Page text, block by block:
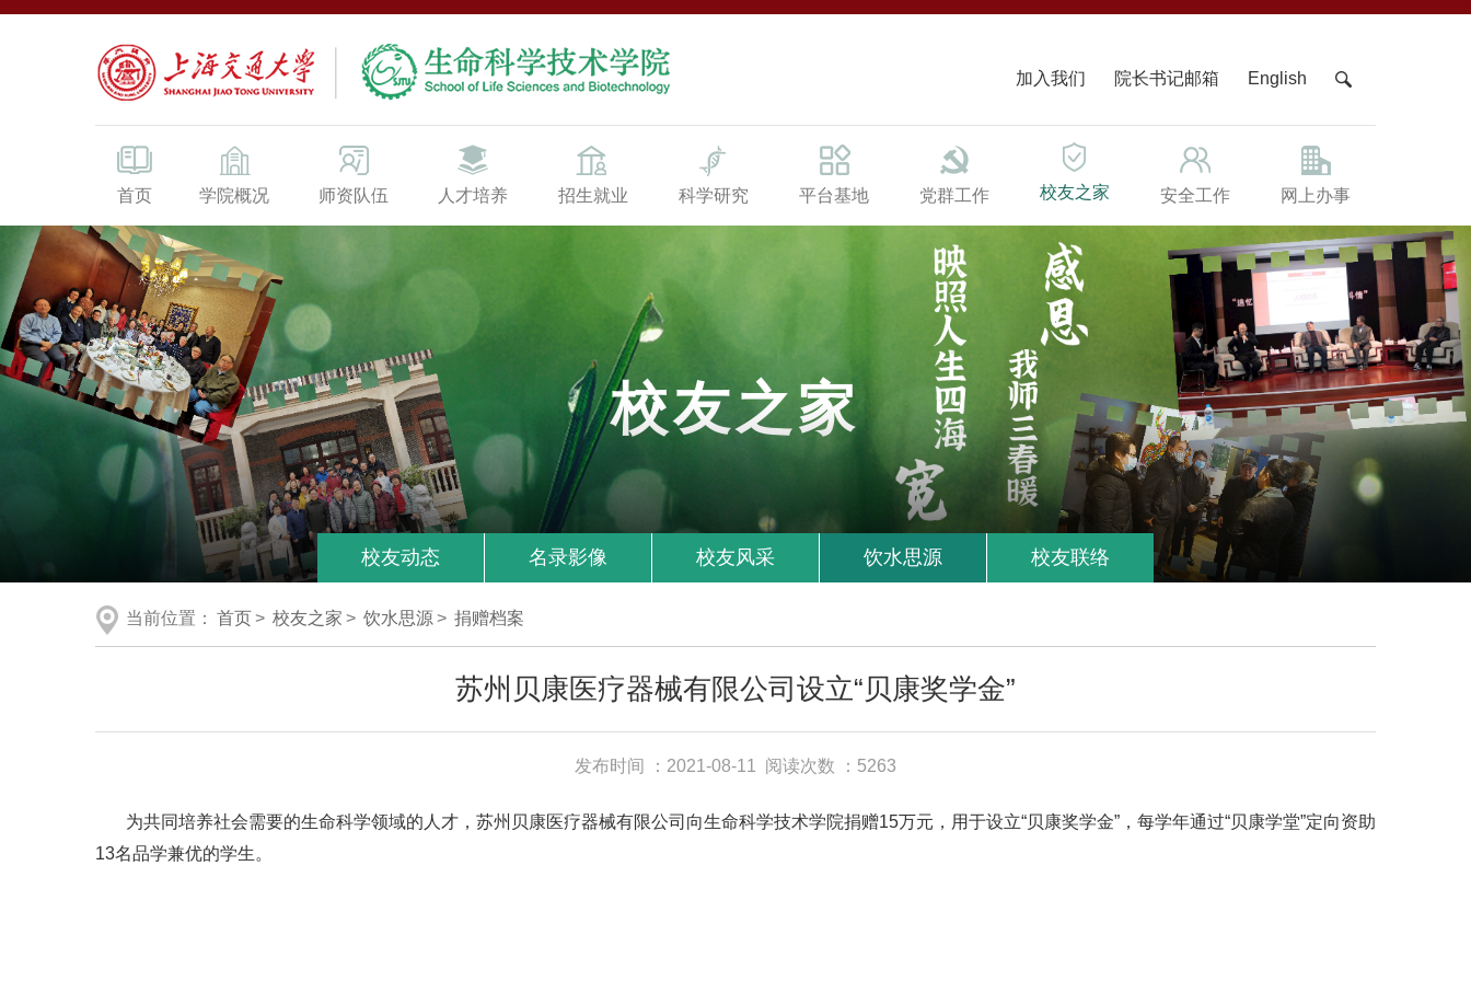
加入我们 院长书记邮箱 English
首页 学院概况 师资队伍 人才培养 招生就业 科学研究 平台基地 党群工作 校友之家 安全工作 网上办事
校友之家
校友动态 名录影像 校友风采 饮水思源 校友联络
当前位置： 首页> 校友之家 > 饮水思源> 捐赠档案
苏州贝康医疗器械有限公司设立“贝康奖学金”
发布时间 ：2021-08-11 阅读次数 ：5263
为共同培养社会需要的生命科学领域的人才，苏州贝康医疗器械有限公司向生命科学技术学院捐赠15万元，用于设立“贝康奖学金”，每学年通过“贝康学堂”定向资助
13名品学兼优的学生。